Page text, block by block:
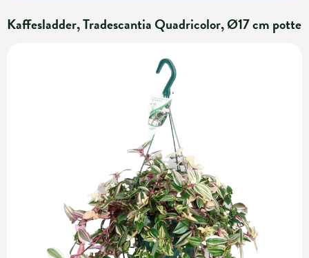
Kaffesladder, Tradescantia Quadricolor, Ø17 cm potte